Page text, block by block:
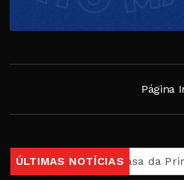
Página
ÚLTIMAS NOTÍCIAS
quarta Casa da Princesa